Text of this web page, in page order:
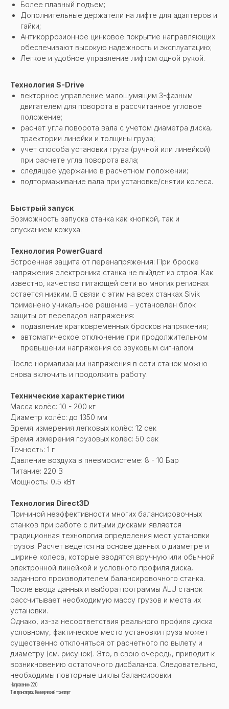
Более плавный подъем;
Дополнительные держатели на лифте для адаптеров и
гайки;
Антикоррозионное цинковое покрытие направляющих
обеспечивают высокую надежность и эксплуатацию;
Легкое и удобное управление лифтом одной рукой.
Технология S-Drive
векторное управление малошумящим 3-фазным
двигателем для поворота в рассчитанное угловое
положение;
расчет угла поворота вала с учетом диаметра диска,
траектории линейки и толщины груза;
учет способа установки груза (ручной или линейкой)
при расчете угла поворота вала;
следящее удержание в расчетном положении;
подтормаживание вала при установке/снятии колеса.
Быстрый запуск
Возможность запуска станка как кнопкой, так и
опусканием кожуха.
Технология PowerGuard
Встроенная защита от перенапряжения: При броске
напряжения электроника станка не выйдет из строя. Как
известно, качество питающей сети во многих регионах
остается низким. В связи с этим на всех станках Sivik
применено уникальное решение – установлен блок
защиты от перепадов напряжения:
подавление кратковременных бросков напряжения;
автоматическое отключение при продолжительном
превышении напряжения со звуковым сигналом.
После нормализации напряжения в сети станок можно
снова включить и продолжить работу.
Технические характеристики
Масса колёс: 10 - 200 кг
Диаметр колёс: до 1350 мм
Время измерения легковых колёс: 12 сек
Время измерения грузовых колёс: 50 сек
Точность: 1 г
Давление воздуха в пневмосистеме: 8 - 10 Бар
Питание: 220 В
Мощность: 0,5 кВт
Технология Direct3D
Причиной неэффективности многих балансировочных
станков при работе с литыми дисками является
традиционная технология определения мест установки
грузов. Расчет ведется на основе данных о диаметре и
ширине колеса, которые вводятся вручную или обычной
электронной линейкой и условного профиля диска,
заданного производителем балансировочного станка.
После ввода данных и выбора программы ALU станок
рассчитывает необходимую массу грузов и места их
установки.
Однако, из-за несоответствия реального профиля диска
условному, фактическое место установки груза может
существенно отклоняться от расчетного по вылету и
диаметру (см. рисунок). Это, в свою очередь, приводит к
возникновению остаточного дисбаланса. Следовательно,
необходимы повторные циклы балансировки.
Напряжение: 220
Тип транспорта: Коммерческий транспорт